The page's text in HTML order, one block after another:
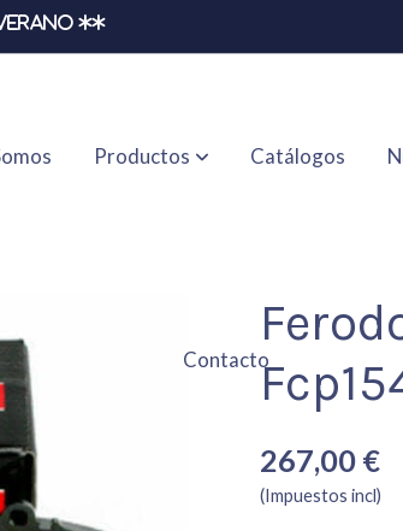
**
Productos Catálogos
Contacto
267,00 €
(Impuestos incl)